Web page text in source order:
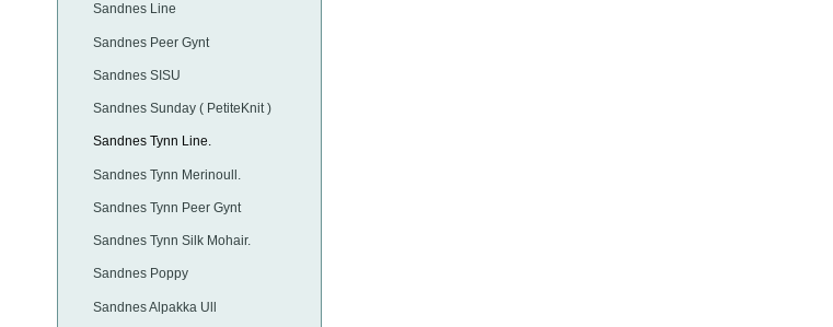
Sandnes Line
Sandnes Peer Gynt
Sandnes SISU
Sandnes Sunday ( PetiteKnit )
Sandnes Tynn Line.
Sandnes Tynn Merinoull.
Sandnes Tynn Peer Gynt
Sandnes Tynn Silk Mohair.
Sandnes Poppy
Sandnes Alpakka Ull